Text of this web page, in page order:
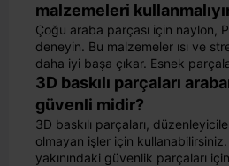
malzemeleri
Çoğu araba parçası için naylon,
deneyin. Bu malzemeler ısı ve
daha iyi başa çıkar. Esnek
3D baskılı parçaları
güvenli midir?
3D baskılı parçaları,
olmayan işler için
yakınındaki güvenlik parçaları